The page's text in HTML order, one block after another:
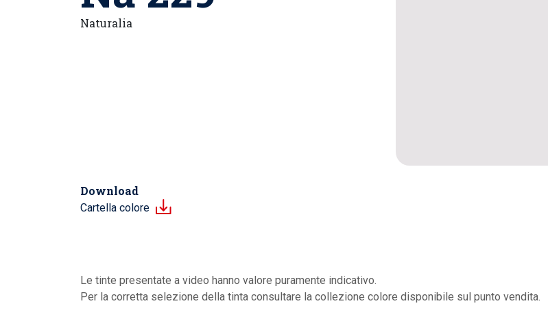
Naturalia
Download
Cartella colore
Le tinte presentate a video hanno valore puramente indicativo.
Per la corretta selezione della tinta consultare la collezione colore disponibile sul punto vendita.